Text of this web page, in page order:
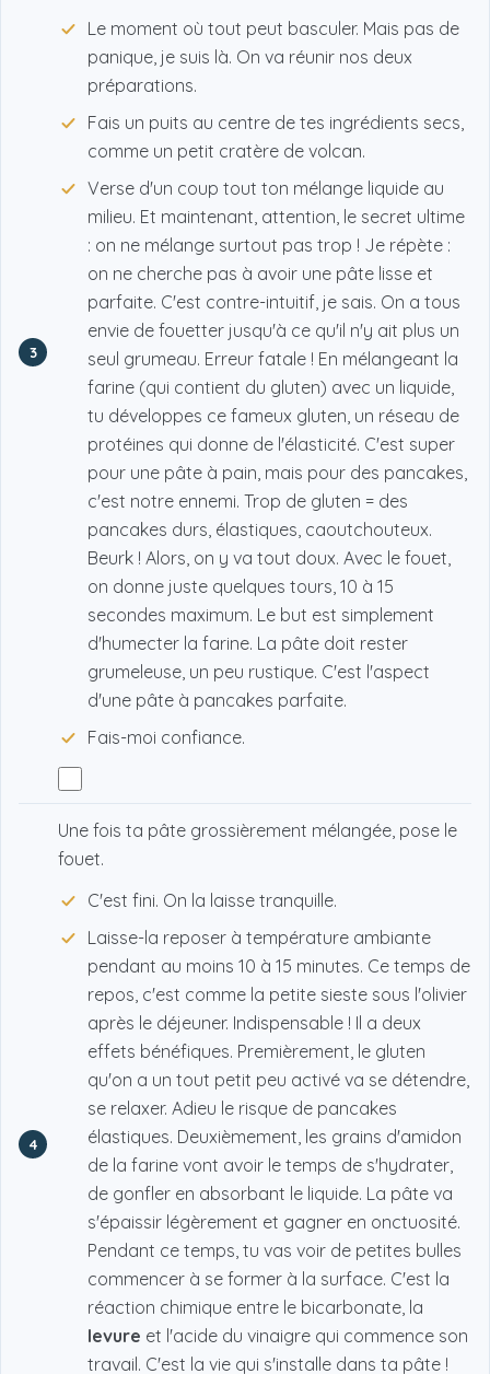
3
Le moment où tout peut basculer. Mais pas de
panique, je suis là. On va réunir nos deux
préparations.
Fais un puits au centre de tes ingrédients secs,
comme un petit cratère de volcan.
Verse d'un coup tout ton mélange liquide au
milieu. Et maintenant, attention, le secret ultime
: on ne mélange surtout pas trop ! Je répète :
on ne cherche pas à avoir une pâte lisse et
parfaite. C'est contre-intuitif, je sais. On a tous
envie de fouetter jusqu'à ce qu'il n'y ait plus un
seul grumeau. Erreur fatale ! En mélangeant la
farine (qui contient du gluten) avec un liquide,
tu développes ce fameux gluten, un réseau de
protéines qui donne de l'élasticité. C'est super
pour une pâte à pain, mais pour des pancakes,
c'est notre ennemi. Trop de gluten = des
pancakes durs, élastiques, caoutchouteux.
Beurk ! Alors, on y va tout doux. Avec le fouet,
on donne juste quelques tours, 10 à 15
secondes maximum. Le but est simplement
d'humecter la farine. La pâte doit rester
grumeleuse, un peu rustique. C'est l'aspect
d'une pâte à pancakes parfaite.
Fais-moi confiance.
4
Une fois ta pâte grossièrement mélangée, pose le
fouet.
C'est fini. On la laisse tranquille.
Laisse-la reposer à température ambiante
pendant au moins 10 à 15 minutes. Ce temps de
repos, c'est comme la petite sieste sous l'olivier
après le déjeuner. Indispensable ! Il a deux
effets bénéfiques. Premièrement, le gluten
qu'on a un tout petit peu activé va se détendre,
se relaxer. Adieu le risque de pancakes
élastiques. Deuxièmement, les grains d'amidon
de la farine vont avoir le temps de s'hydrater,
de gonfler en absorbant le liquide. La pâte va
s'épaissir légèrement et gagner en onctuosité.
Pendant ce temps, tu vas voir de petites bulles
commencer à se former à la surface. C'est la
réaction chimique entre le bicarbonate, la
levure et l'acide du vinaigre qui commence son
travail. C'est la vie qui s'installe dans ta pâte !